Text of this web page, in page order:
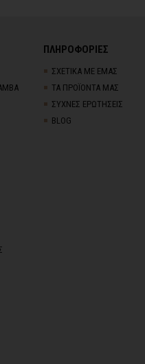
ΠΛΗΡΟΦΟΡΙΕΣ
ΣΧΕΤΙΚΑ ΜΕ ΕΜΑΣ
ΤΑ ΠΡΟΪΟΝΤΑ ΜΑΣ
ΣΥΧΝΕΣ ΕΡΩΤΗΣΕΙΣ
BLOG